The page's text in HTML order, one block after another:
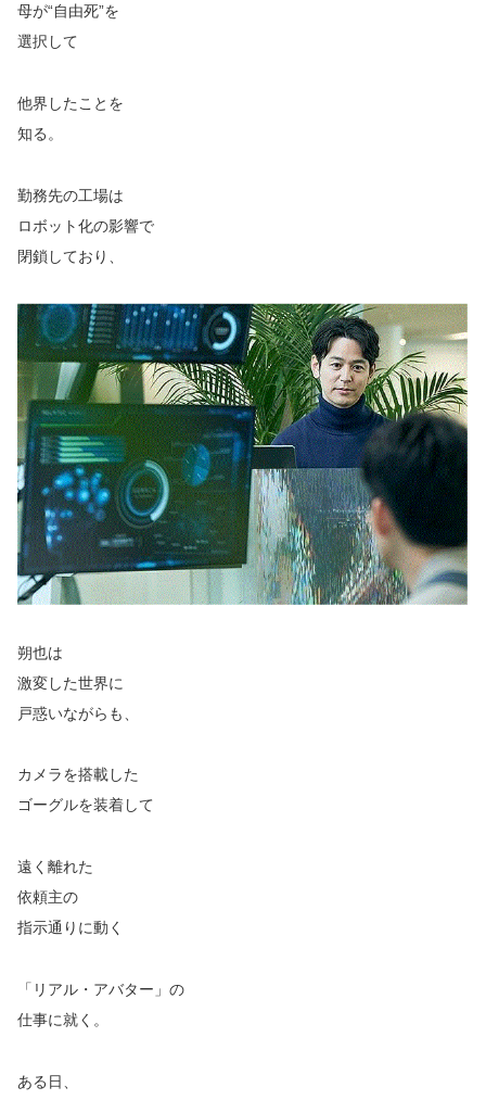
母が“自由死”を
選択して
他界したことを
知る。
勤務先の工場は
ロボット化の影響で
閉鎖しており、
朔也は
激変した世界に
戸惑いながらも、
カメラを搭載した
ゴーグルを装着して
遠く離れた
依頼主の
指示通りに動く
「リアル・アバター」の
仕事に就く。
ある日、